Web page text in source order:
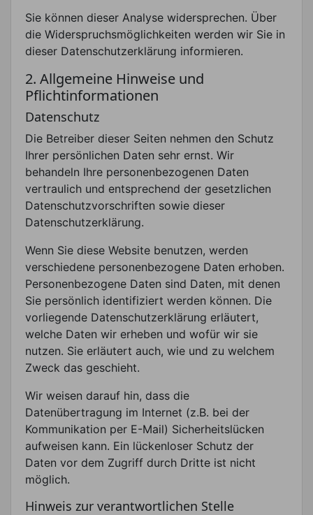
Sie können dieser Analyse widersprechen. Über
die Widerspruchsmöglichkeiten werden wir Sie in
dieser Datenschutzerklärung informieren.
2. Allgemeine Hinweise und
Pflichtinformationen
Datenschutz
Die Betreiber dieser Seiten nehmen den Schutz
Ihrer persönlichen Daten sehr ernst. Wir
behandeln Ihre personenbezogenen Daten
vertraulich und entsprechend der gesetzlichen
Datenschutzvorschriften sowie dieser
Datenschutzerklärung.
Wenn Sie diese Website benutzen, werden
verschiedene personenbezogene Daten erhoben.
Personenbezogene Daten sind Daten, mit denen
Sie persönlich identifiziert werden können. Die
vorliegende Datenschutzerklärung erläutert,
welche Daten wir erheben und wofür wir sie
nutzen. Sie erläutert auch, wie und zu welchem
Zweck das geschieht.
Wir weisen darauf hin, dass die
Datenübertragung im Internet (z.B. bei der
Kommunikation per E-Mail) Sicherheitslücken
aufweisen kann. Ein lückenloser Schutz der
Daten vor dem Zugriff durch Dritte ist nicht
möglich.
Hinweis zur verantwortlichen Stelle